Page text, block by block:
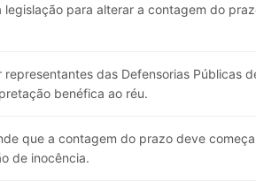
para alterar a contagem do
das Defensorias Públicas
benéfica ao réu.
que a contagem do prazo deve
de inocência.